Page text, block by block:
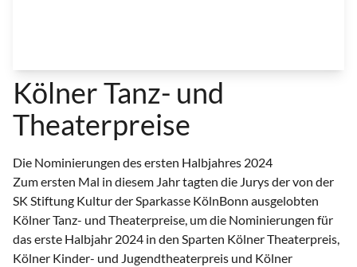
Kölner Tanz- und
Theaterpreise
Die Nominierungen des ersten Halbjahres 2024
Zum ersten Mal in diesem Jahr tagten die Jurys der von der
SK Stiftung Kultur der Sparkasse KölnBonn ausgelobten
Kölner Tanz- und Theaterpreise, um die Nominierungen für
das erste Halbjahr 2024 in den Sparten Kölner Theaterpreis,
Kölner Kinder- und Jugendtheaterpreis und Kölner